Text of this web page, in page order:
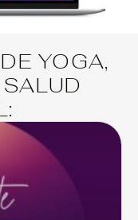
YOGA,